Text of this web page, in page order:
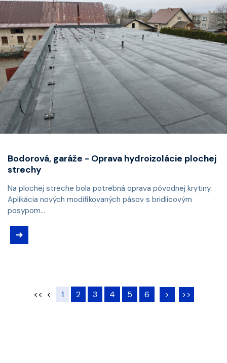
Bodorová, garáže - Oprava hydroizolácie plochej
strechy
Na plochej streche bola potrebná oprava pôvodnej krytiny.
Aplikácia nových modifikovaných pásov s bridlicovým
posypom...
➜
<< < 1 2 3 4 5 6 > >>